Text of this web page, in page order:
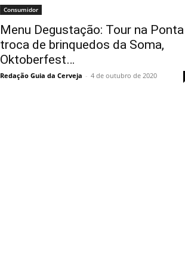
Consumidor
Menu Degustação: Tour na
troca de brinquedos da Soma,
Oktoberfest…
Redação Guia da Cerveja - 4 de outubro de 2020